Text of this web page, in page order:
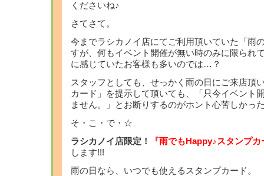
くださいね♪
さてさて。
今までラシカノイ店にてご利用頂いていた「雨
すが、何もイベント開催が無い時のみに限られ
に感じていたお客様も多いのでは…？
スタッフとしても、せっかく雨の日にご来店頂
カード」を提示して頂いても、「只今イベント
ません。」とお断りするのがホント心苦しかっ
そ・こ・で・☆
ラシカノイ店限定！
『雨でもHappy♪スタンプカ
します!!!
雨の日なら、いつでも使えるスタンプカード。